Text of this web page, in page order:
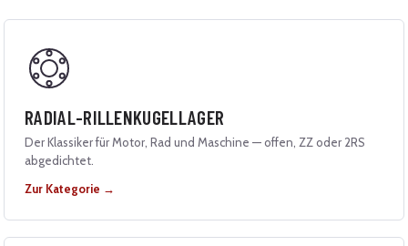
RADIAL-RILLENKUGELLAGER
Der Klassiker für Motor, Rad und Maschine — offen, ZZ oder 2RS
abgedichtet.
Zur Kategorie →